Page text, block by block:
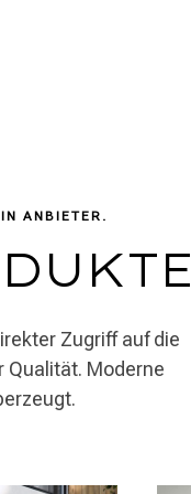
ANBIETER.
Zugriff auf die
Qualität. Moderne